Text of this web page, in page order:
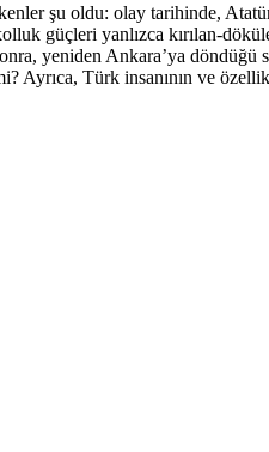
şu oldu: olay tarihinde,
güçleri yanlızca kırılan-
yeniden Ankara’ya
Ayrıca, Türk insanının ve